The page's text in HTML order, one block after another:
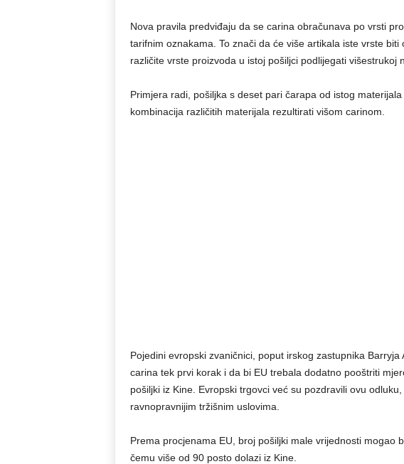
Nova pravila predviđaju da se carina obračunava po vrsti
tarifnim oznakama. To znači da će više artikala iste vrste
različite vrste proizvoda u istoj pošiljci podlijegati višestrukoj
Primjera radi, pošiljka s deset pari čarapa od istog
kombinacija različitih materijala rezultirati višom carinom.
Pojedini evropski zvaničnici, poput irskog zastupnika
carina tek prvi korak i da bi EU trebala dodatno pooštriti
pošiljki iz Kine. Evropski trgovci već su pozdravili ovu
ravnopravnijim tržišnim uslovima.
Prema procjenama EU, broj pošiljki male vrijednosti mogao
čemu više od 90 posto dolazi iz Kine.